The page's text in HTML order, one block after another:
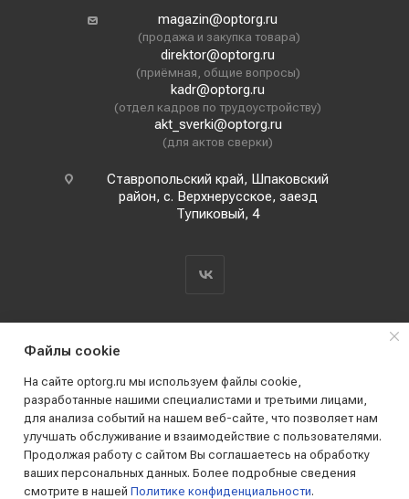
magazin@optorg.ru
(продажа и закупка товара)
direktor@optorg.ru
(приёмная, общие вопросы)
kadr@optorg.ru
(отдел кадров по трудоустройству)
akt_sverki@optorg.ru
(для актов сверки)
Ставропольский край, Шпаковский
район, с. Верхнерусское, заезд
Тупиковый, 4
2019 - 2026 © АО КПК "Ставропольстройопторг"
Все права защищены
Файлы cookie
На сайте optorg.ru мы используем файлы cookie,
разработанные нашими специалистами и третьими лицами,
для анализа событий на нашем веб-сайте, что позволяет нам
улучшать обслуживание и взаимодействие с пользователями.
Продолжая работу с сайтом Вы соглашаетесь на обработку
ваших персональных данных. Более подробные сведения
смотрите в нашей Политике конфиденциальности.